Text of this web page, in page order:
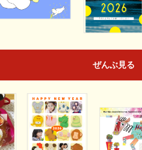
ぜんぶ見る